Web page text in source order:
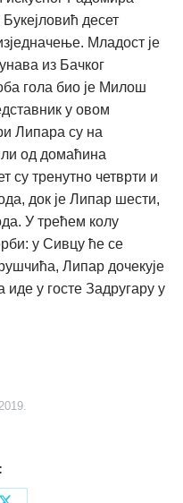
десет
Младост је
из Бачког
гола био је Милош
у овом
Липара су на
од домаћина
су тренутно четврти и
док је Липар шести,
У трећем колу
у Сивцу ће се
Липар дочекује
иде у госте Задругару у